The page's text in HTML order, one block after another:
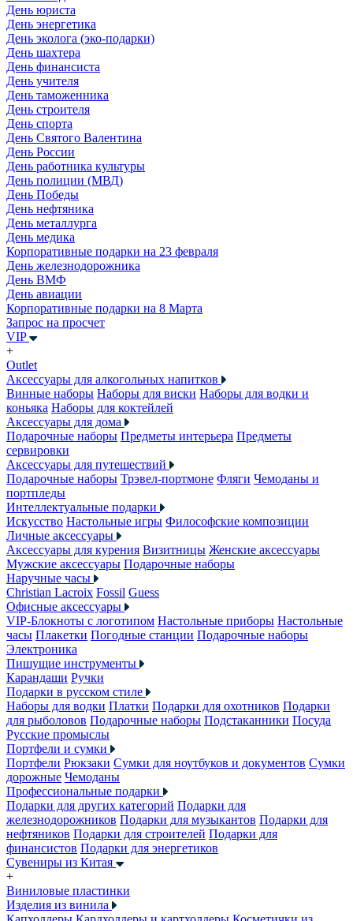
День юриста
День энергетика
День эколога (эко-подарки)
День шахтера
День финансиста
День учителя
День таможенника
День строителя
День спорта
День Святого Валентина
День России
День работника культуры
День полиции (МВД)
День Победы
День нефтяника
День металлурга
День медика
Корпоративные подарки на 23 февраля
День железнодорожника
День ВМФ
День авиации
Корпоративные подарки на 8 Марта
Запрос на просчет
VIP
+
Outlet
Аксессуары для алкогольных напитков
Винные наборы Наборы для виски Наборы для водки и
коньяка Наборы для коктейлей
Аксессуары для дома
Подарочные наборы Предметы интерьера Предметы
сервировки
Аксессуары для путешествий
Подарочные наборы Трэвел-портмоне Фляги Чемоданы и
портпледы
Интеллектуальные подарки
Искусство Настольные игры Философские композиции
Личные аксессуары
Аксессуары для курения Визитницы Женские аксессуары
Мужские аксессуары Подарочные наборы
Наручные часы
Christian Lacroix Fossil Guess
Офисные аксессуары
VIP-Блокноты с логотипом Настольные приборы Настольные
часы Плакетки Погодные станции Подарочные наборы
Электроника
Пишущие инструменты
Карандаши Ручки
Подарки в русском стиле
Наборы для водки Платки Подарки для охотников Подарки
для рыболовов Подарочные наборы Подстаканники Посуда
Русские промыслы
Портфели и сумки
Портфели Рюкзаки Сумки для ноутбуков и документов Сумки
дорожные Чемоданы
Профессиональные подарки
Подарки для других категорий Подарки для
железнодорожников Подарки для музыкантов Подарки для
нефтяников Подарки для строителей Подарки для
финансистов Подарки для энергетиков
Сувениры из Китая
+
Виниловые пластинки
Изделия из винила